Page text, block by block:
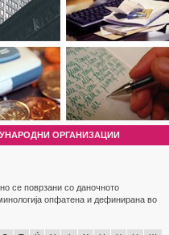
ОРГАНИЗАЦИИ
се поврзани со даночното
опфатена и дефинирана во